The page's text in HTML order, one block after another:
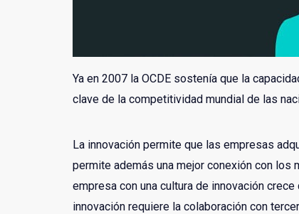
Ya en 2007 la OCDE sostenía que la
clave de la competitividad mundial de las
La innovación permite que las empresas
permite además una mejor conexión con los
empresa con una cultura de innovación
innovación requiere la colaboración con